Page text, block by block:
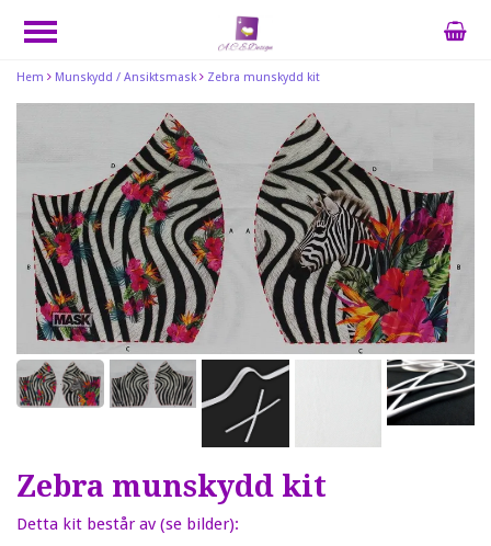
Hem Munskydd / Ansiktsmask Zebra munskydd kit
Zebra munskydd kit
Detta kit består av (se bilder):